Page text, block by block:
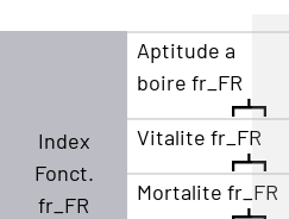
Index
Fonct.
fr_FR
Aptitude a
boire fr_FR
Vitalite fr_FR
Mortalite fr_FR